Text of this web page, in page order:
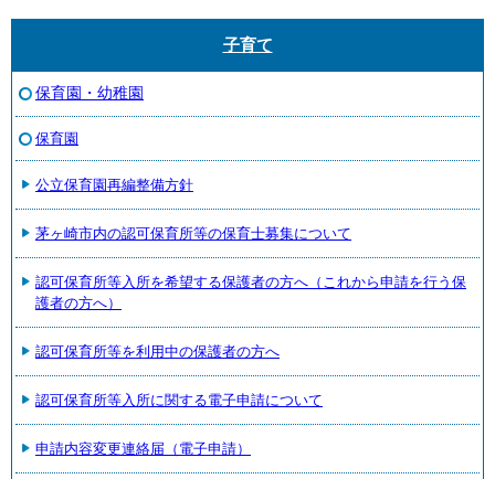
子育て
保育園・幼稚園
保育園
公立保育園再編整備方針
茅ヶ崎市内の認可保育所等の保育士募集について
認可保育所等入所を希望する保護者の方へ（これから申請を行う保
護者の方へ）
認可保育所等を利用中の保護者の方へ
認可保育所等入所に関する電子申請について
申請内容変更連絡届（電子申請）